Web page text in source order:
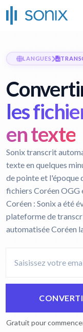
LANGUES
les
en texte
Sonix transcrit
texte en quelques
de pointe et l'époque
fichiers Coréen OGG
Coréen : Sonix a été
plateforme de
automatisée Coréen
Gratuit pour